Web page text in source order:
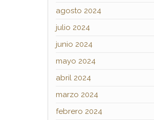
agosto 2024
julio 2024
junio 2024
mayo 2024
abril 2024
marzo 2024
febrero 2024